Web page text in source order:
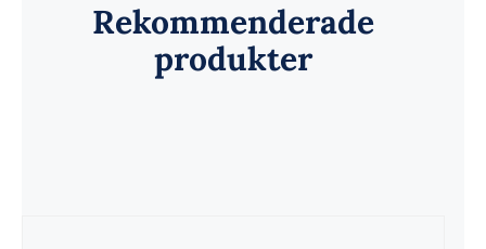
Rekommenderade
produkter